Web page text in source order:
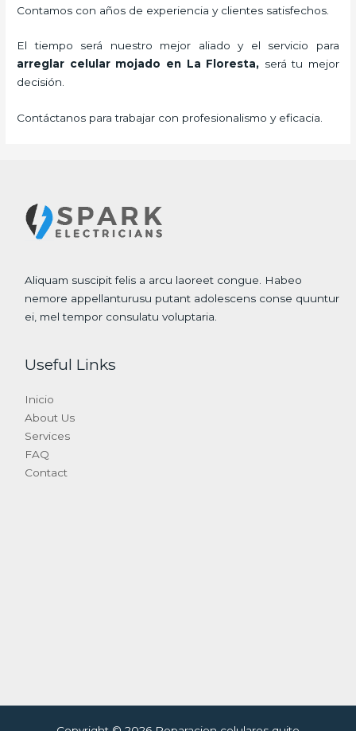
Contamos con años de experiencia y clientes satisfechos.
El tiempo será nuestro mejor aliado y el servicio para
arreglar celular mojado en La Floresta, será tu mejor
decisión.
Contáctanos para trabajar con profesionalismo y eficacia.
Aliquam suscipit felis a arcu laoreet congue. Habeo
nemore appellanturusu putant adolescens conse quuntur
ei, mel tempor consulatu voluptaria.
Useful Links
Inicio
About Us
Services
FAQ
Contact